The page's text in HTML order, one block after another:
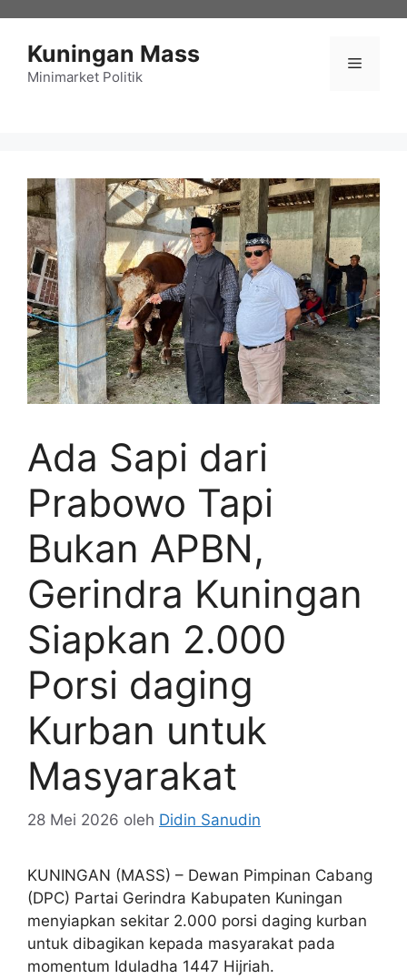
Kuningan Mass
Minimarket Politik
Menu
Ada Sapi dari
Prabowo Tapi
Bukan APBN,
Gerindra Kuningan
Siapkan 2.000
Porsi daging
Kurban untuk
Masyarakat
28 Mei 2026 oleh Didin Sanudin
KUNINGAN (MASS) – Dewan Pimpinan Cabang
(DPC) Partai Gerindra Kabupaten Kuningan
menyiapkan sekitar 2.000 porsi daging kurban
untuk dibagikan kepada masyarakat pada
momentum Iduladha 1447 Hijriah.